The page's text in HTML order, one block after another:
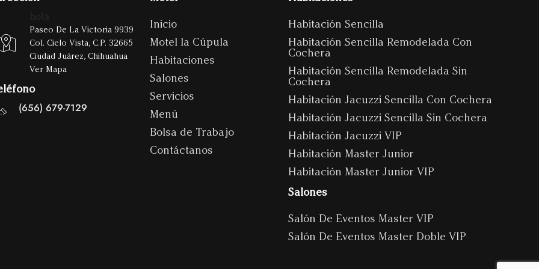
Paseo De La Victoria 9939
Col. Cielo Vista, C.P. 32665
Ciudad Juárez, Chihuahua
Ver Mapa
(656) 679-7129
Inicio
Motel la Cúpula
Habitaciones
Salones
Servicios
Menú
Bolsa de Trabajo
Contáctanos
Habitación Sencilla
Habitación Sencilla Remodelada Con
Cochera
Habitación Sencilla Remodelada Sin
Cochera
Habitación Jacuzzi Sencilla Con Cochera
Habitación Jacuzzi Sencilla Sin Cochera
Habitación Jacuzzi VIP
Habitación Master Junior
Habitación Master Junior VIP
Salones
Salón De Eventos Master VIP
Salón De Eventos Master Doble VIP